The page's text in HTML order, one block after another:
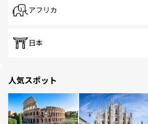
アフリカ
日本
人気スポット